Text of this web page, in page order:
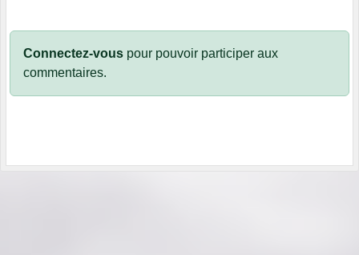
Connectez-vous pour pouvoir participer aux
commentaires.